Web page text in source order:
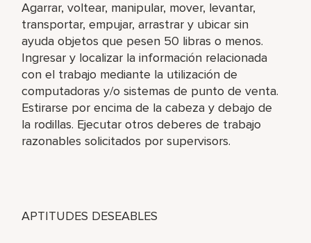
Agarrar, voltear, manipular, mover, levantar,
transportar, empujar, arrastrar y ubicar sin
ayuda objetos que pesen 50 libras o menos.
Ingresar y localizar la información relacionada
con el trabajo mediante la utilización de
computadoras y/o sistemas de punto de venta.
Estirarse por encima de la cabeza y debajo de
la rodillas. Ejecutar otros deberes de trabajo
razonables solicitados por supervisors.
APTITUDES DESEABLES